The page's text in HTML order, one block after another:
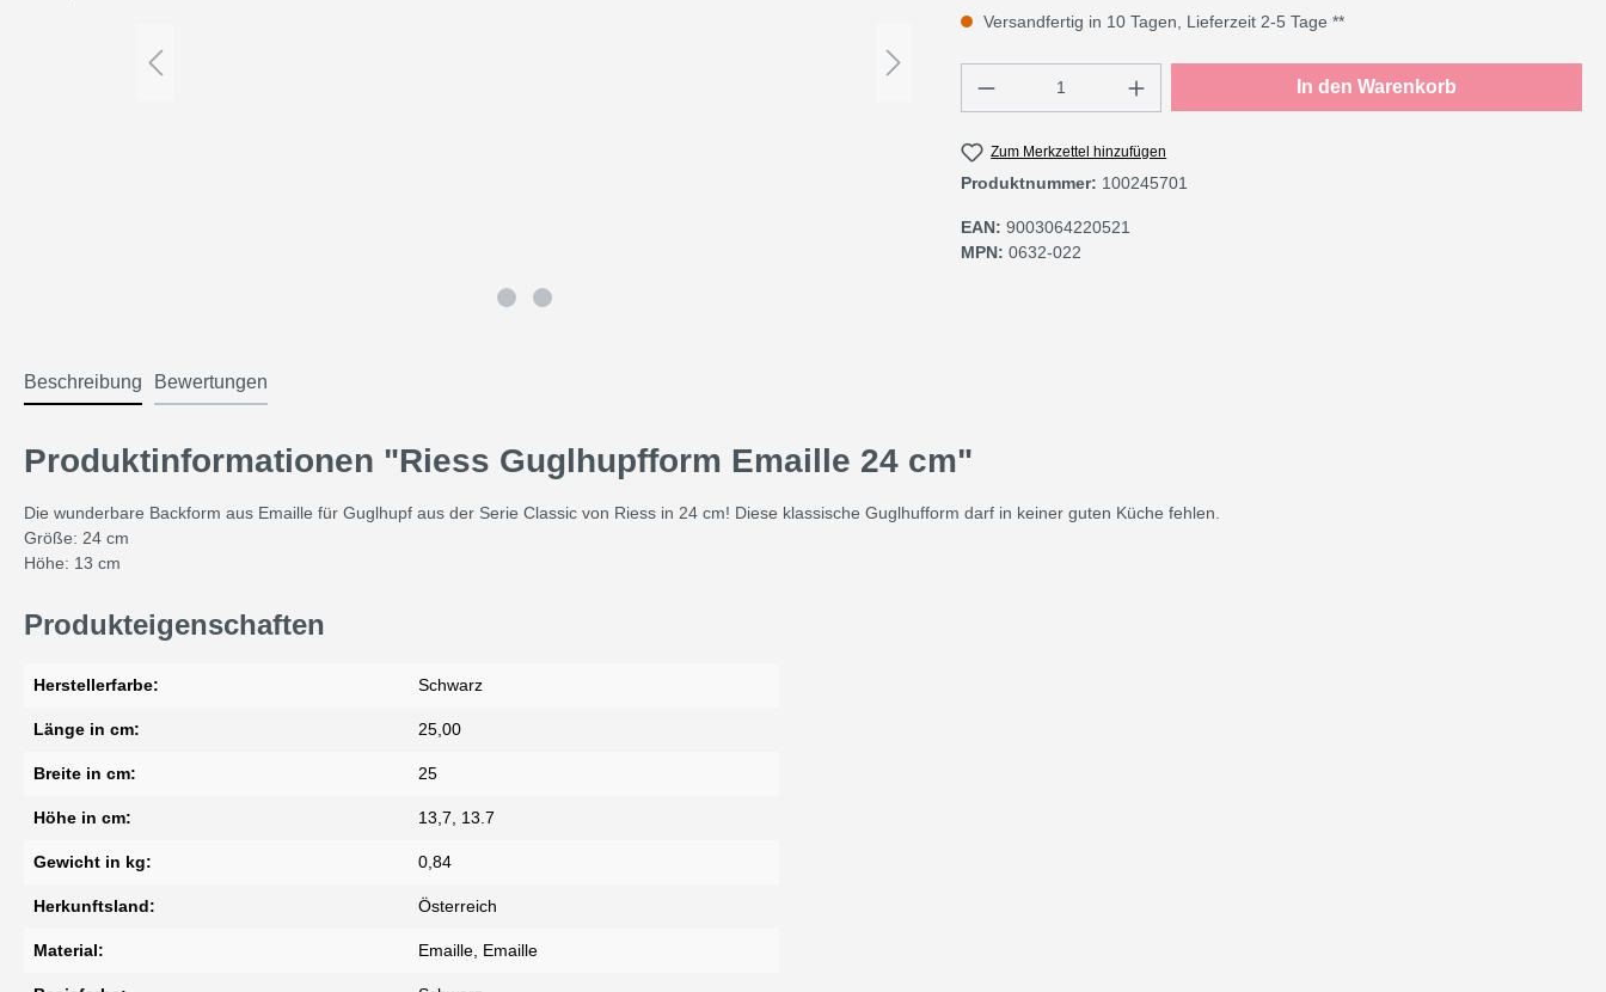
Versandfertig in 10 Tagen, Lieferzeit 2-5 Tage **
Produkt Anzahl: Gib den gewünschten Wert ein
In den Warenkorb
Zum Merkzettel hinzufügen
Produktnummer: 100245701
EAN: 9003064220521
MPN: 0632-022
Beschreibung Bewertungen
Produktinformationen "Riess Guglhupfform Emaille 24 cm"
Die wunderbare Backform aus Emaille für Guglhupf aus der Serie Classic von Riess in 24 cm! Diese klassische Guglhufform darf in keiner guten Küche fehlen.
Größe: 24 cm
Höhe: 13 cm
Produkteigenschaften
Herstellerfarbe: Schwarz
Länge in cm: 25,00
Breite in cm: 25
Höhe in cm: 13,7, 13.7
Gewicht in kg: 0,84
Herkunftsland: Österreich
Material: Emaille, Emaille